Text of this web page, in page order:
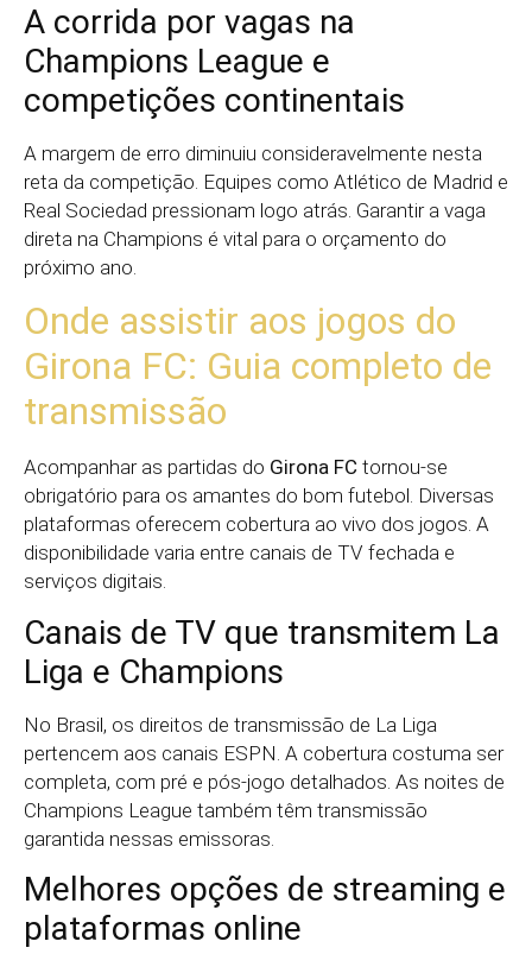
A corrida por vagas na
Champions League e
competições continentais
A margem de erro diminuiu consideravelmente nesta
reta da competição. Equipes como Atlético de Madrid e
Real Sociedad pressionam logo atrás. Garantir a vaga
direta na Champions é vital para o orçamento do
próximo ano.
Onde assistir aos jogos do
Girona FC: Guia completo de
transmissão
Acompanhar as partidas do Girona FC tornou-se
obrigatório para os amantes do bom futebol. Diversas
plataformas oferecem cobertura ao vivo dos jogos. A
disponibilidade varia entre canais de TV fechada e
serviços digitais.
Canais de TV que transmitem La
Liga e Champions
No Brasil, os direitos de transmissão de La Liga
pertencem aos canais ESPN. A cobertura costuma ser
completa, com pré e pós-jogo detalhados. As noites de
Champions League também têm transmissão
garantida nessas emissoras.
Melhores opções de streaming e
plataformas online